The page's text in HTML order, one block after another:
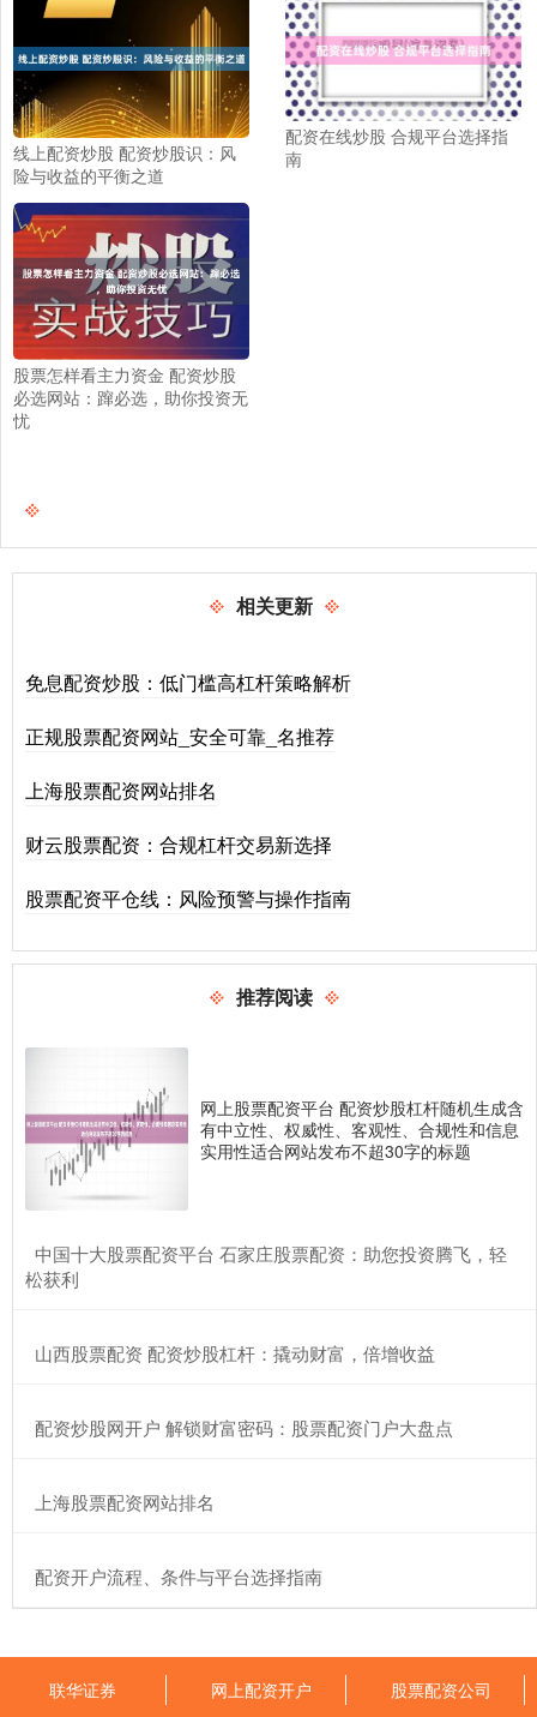
线上配资炒股 配资炒股识：风
险与收益的平衡之道
配资在线炒股 合规平台选择指
南
股票怎样看主力资金 配资炒股
必选网站：蹿必选，助你投资无
忧
相关更新
免息配资炒股：低门槛高杠杆策略解析
正规股票配资网站_安全可靠_名推荐
上海股票配资网站排名
财云股票配资：合规杠杆交易新选择
股票配资平仓线：风险预警与操作指南
推荐阅读
网上股票配资平台 配资炒股杠杆随机生成含
有中立性、权威性、客观性、合规性和信息
实用性适合网站发布不超30字的标题
​中国十大股票配资平台 石家庄股票配资：助您投资腾飞，轻
松获利
​山西股票配资 配资炒股杠杆：撬动财富，倍增收益
​配资炒股网开户 解锁财富密码：股票配资门户大盘点
​上海股票配资网站排名
​配资开户流程、条件与平台选择指南
联华证券 网上配资开户 股票配资公司